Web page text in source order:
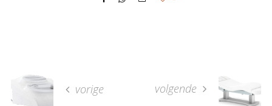
vorige volgende